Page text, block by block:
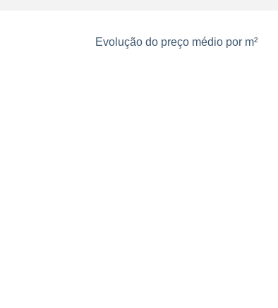
Evolução do preço médio por m²